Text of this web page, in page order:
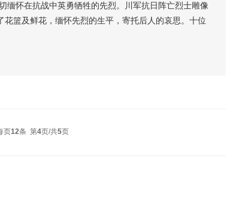
缅怀在抗战中英勇牺牲的先烈。川军抗日阵亡烈士雕像
篮及鲜花，缅怀先烈的生平，寄托后人的哀思。十位
抗战老兵在志愿者搀扶下依次缓步走近纪念雕像，向
页12条 第4页/共5页